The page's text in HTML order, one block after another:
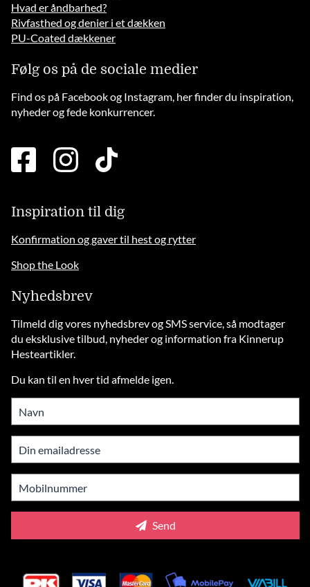
Hvad er åndbarhed?
Rivfasthed og denier i et dækken
PU-Coated dækkener
Følg os på de sociale medier
Find os på Facebook og Instagram, her finder du inspiration,
nyheder og fede konkurrencer.
facebook
square
instagramtiktok
Inspiration til dig
Konfirmation og gaver til hest og rytter
Shop the Look
Nyhedsbrev
Tilmeld dig vores nyhedsbrev og SMS service, så modtager
du eksklusive tilbud, nyheder og information fra Kinnerup
Hesteartikler.
Du kan til en hver tid afmelde igen.
Send